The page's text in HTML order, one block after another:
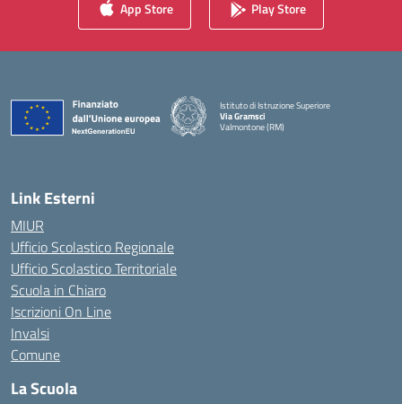
App Store Play Store
Istituto di Istruzione Superiore
Via Gramsci
Valmontone (RM)
Link Esterni
MIUR
Ufficio Scolastico Regionale
Ufficio Scolastico Territoriale
Scuola in Chiaro
Iscrizioni On Line
Invalsi
Comune
La Scuola